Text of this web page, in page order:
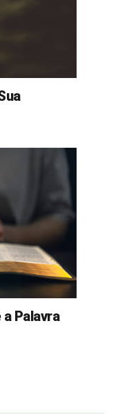
Palavra